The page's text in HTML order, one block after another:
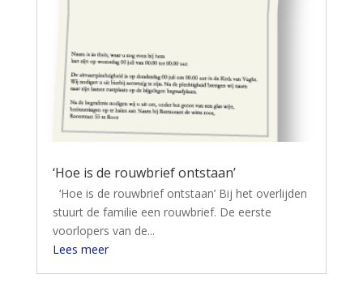
‘Hoe is de rouwbrief ontstaan’
‘Hoe is de rouwbrief ontstaan’ Bij het overlijden
stuurt de familie een rouwbrief. De eerste
voorlopers van de...
Lees meer